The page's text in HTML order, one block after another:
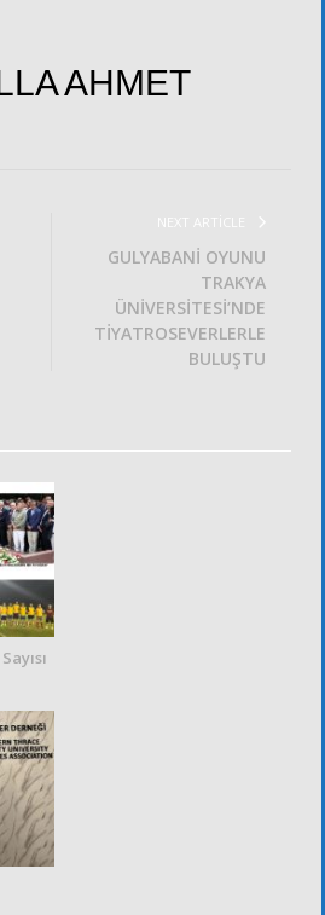
AHMET
NEXT ARTICLE
GULYABANİ OYUNU
TRAKYA
ÜNİVERSİTESİ’NDE
TİYATROSEVERLERLE
BULUŞTU